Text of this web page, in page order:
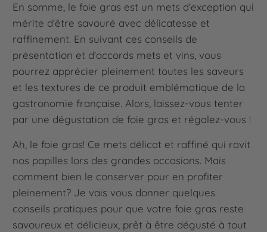
En somme, le foie gras est un mets d'exception qui
mérite d'être savouré avec délicatesse et
raffinement. En suivant ces conseils de
présentation et d'accords mets et vins, vous
pourrez apprécier pleinement toutes les saveurs
et les textures de ce produit emblématique de la
gastronomie française. Alors, laissez-vous tenter
par une dégustation de foie gras et régalez-vous !
Ah, le foie gras! Ce mets délicat et raffiné qui ravit
nos papilles lors des grandes occasions. Mais
comment bien le conserver pour en profiter
pleinement? Je vais vous donner quelques
conseils pratiques pour que votre foie gras reste
savoureux et délicieux, prêt à être dégusté à tout